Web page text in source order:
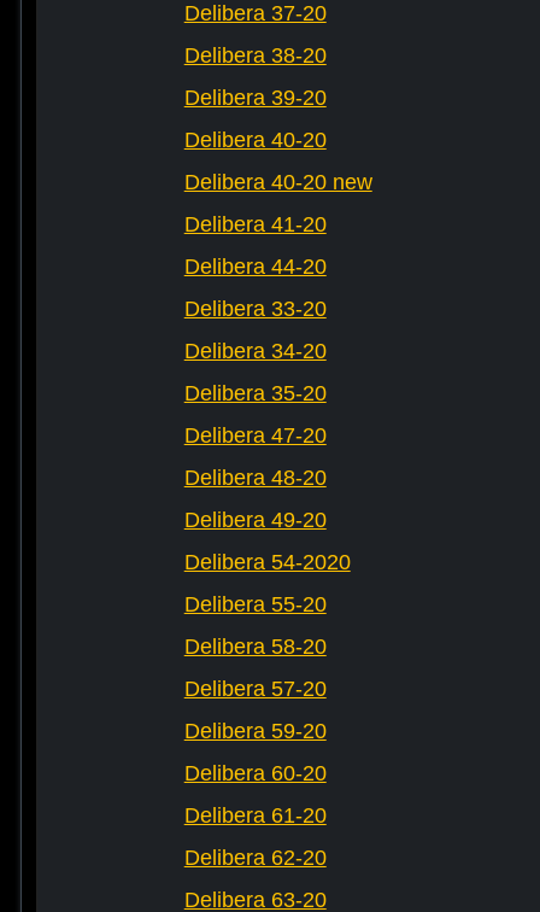
Delibera 37-20
Delibera 38-20
Delibera 39-20
Delibera 40-20
Delibera 40-20 new
Delibera 41-20
Delibera 44-20
Delibera 33-20
Delibera 34-20
Delibera 35-20
Delibera 47-20
Delibera 48-20
Delibera 49-20
Delibera 54-2020
Delibera 55-20
Delibera 58-20
Delibera 57-20
Delibera 59-20
Delibera 60-20
Delibera 61-20
Delibera 62-20
Delibera 63-20